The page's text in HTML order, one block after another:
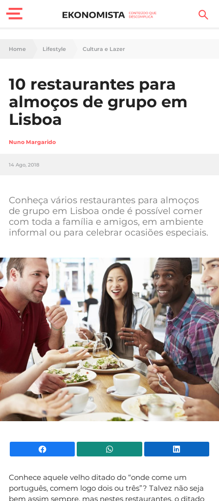
Finanças Pessoais
Carreira
Casa
Lifestyle
Sociedade
Negócios
Mundial 2026
Home Lifestyle Cultura e Lazer
10 restaurantes para
almoços de grupo em
Lisboa
Nuno Margarido
14 Ago, 2018
Conheça vários restaurantes para almoços
de grupo em Lisboa onde é possível comer
com toda a família e amigos, em ambiente
informal ou para celebrar ocasiões especiais.
Facebook WhatsApp
Conhece aquele velho ditado do “onde come um
português, comem logo dois ou três”? Talvez não seja
bem assim sempre, mas nestes restaurantes, o ditado